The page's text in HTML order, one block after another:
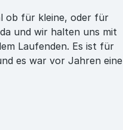
ob für kleine, oder für
und wir halten uns mit
Laufenden. Es ist für
es war vor Jahren eine